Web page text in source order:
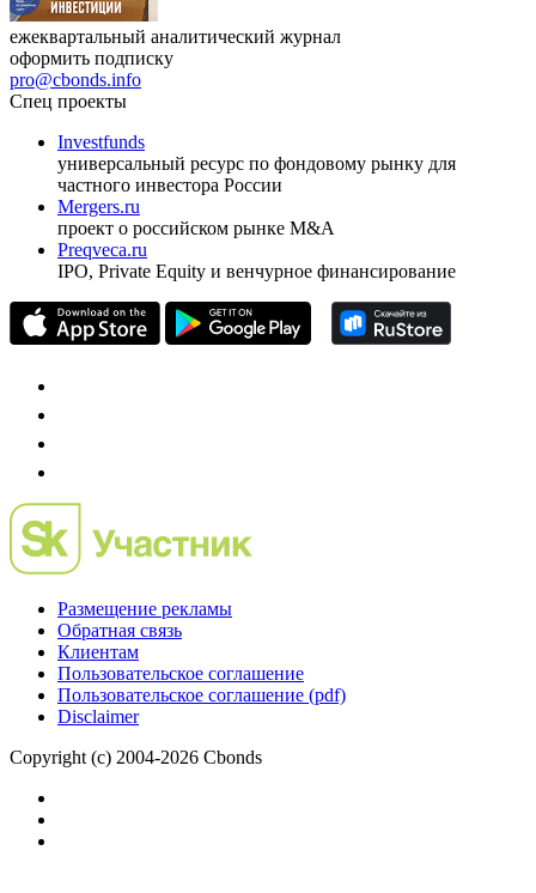
ежеквартальный аналитический журнал
оформить подписку
pro@cbonds.info
Спец проекты
Investfunds
универсальный ресурс по фондовому рынку для
частного инвестора России
Mergers.ru
проект о российском рынке M&A
Preqveca.ru
IPO, Private Equity и венчурное финансирование
Размещение рекламы
Обратная связь
Клиентам
Пользовательское соглашение
Пользовательское соглашение (pdf)
Disclaimer
Copyright (c) 2004-2026 Cbonds